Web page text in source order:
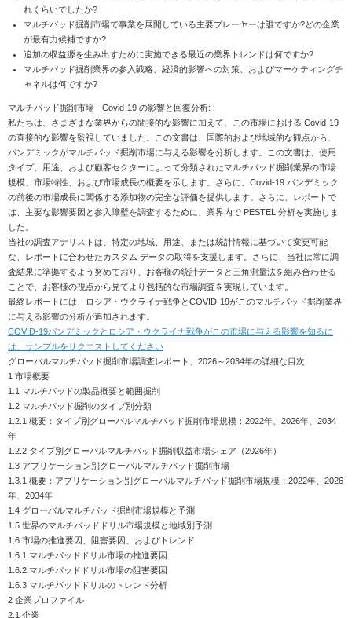
れくらいでしたか?
マルチパッド掘削市場で事業を展開している主要プレーヤーは誰ですか?どの企業
が最有力候補ですか?
追加の収益源を生み出すために実施できる最近の業界トレンドは何ですか?
マルチパッド掘削業界の参入戦略、経済的影響への対策、およびマーケティングチ
ャネルは何ですか?
マルチパッド掘削市場 - Covid-19 の影響と回復分析:
私たちは、さまざまな業界からの間接的な影響に加えて、この市場における Covid-19
の直接的な影響を監視していました。この文書は、国際的および地域的な観点から、
パンデミックがマルチパッド掘削市場に与える影響を分析します。この文書は、使用
タイプ、用途、および顧客セクターによって分類されたマルチパッド掘削業界の市場
規模、市場特性、および市場成長の概要を示します。さらに、Covid-19 パンデミック
の前後の市場成長に関係する添加物の完全な評価を提供します。さらに、レポートで
は、主要な影響要因と参入障壁を調査するために、業界内で PESTEL 分析を実施しま
した。
当社の調査アナリストは、特定の地域、用途、または統計情報に基づいて変更可能
な、レポートに合わせたカスタム データの取得を支援します。さらに、当社は常に調
査結果に準拠するよう努めており、お客様の統計データと三角測量法を組み合わせる
ことで、お客様の視点から見てより包括的な市場調査を実現しています。
最終レポートには、ロシア・ウクライナ戦争とCOVID-19がこのマルチパッド掘削業界
に与える影響の分析が追加されます。
COVID-19パンデミックとロシア・ウクライナ戦争がこの市場に与える影響を知るに
は、サンプルをリクエストしてください
グローバルマルチパッド掘削市場調査レポート、2026～2034年の詳細な目次
1 市場概要
1.1 マルチパッドの製品概要と範囲掘削
1.2 マルチパッド掘削のタイプ別分類
1.2.1 概要：タイプ別グローバルマルチパッド掘削市場規模：2022年、2026年、2034
年
1.2.2 タイプ別グローバルマルチパッド掘削収益市場シェア（2026年）
1.3 アプリケーション別グローバルマルチパッド掘削市場
1.3.1 概要：アプリケーション別グローバルマルチパッド掘削市場規模：2022年、2026
年、2034年
1.4 グローバルマルチパッド掘削市場規模と予測
1.5 世界のマルチパッドドリル市場規模と地域別予測
1.6 市場の推進要因、阻害要因、およびトレンド
1.6.1 マルチパッドドリル市場の推進要因
1.6.2 マルチパッドドリル市場の阻害要因
1.6.3 マルチパッドドリルのトレンド分析
2 企業プロファイル
2.1 企業